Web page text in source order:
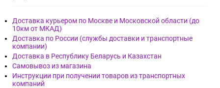
Доставка курьером по Москве и Московской области (до
10км от МКАД)
Доставка по России (службы доставки и транспортные
компании)
Доставка в Республику Беларусь и Казахстан
Самовывоз из магазина
Инструкции при получении товаров из транспортных
компаний